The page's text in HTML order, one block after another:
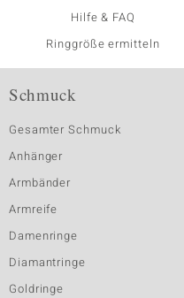
Hilfe & FAQ
Ringgröße ermitteln
Schmuck
Gesamter Schmuck
Anhänger
Armbänder
Armreife
Damenringe
Diamantringe
Goldringe